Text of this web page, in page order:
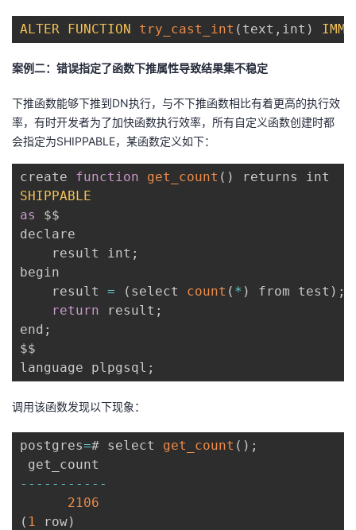
ALTER FUNCTION try_cast_int ( text , int )
案例二：错误指定了函数下推属性导致结果集不稳定
下推函数能够下推到DN执行，与不下推函数相比有着更高的执行效
率，有时开发者为了加快函数执行效率，所有自定义函数创建时都
会指定为SHIPPABLE，某函数定义如下：
create function get_count ( )
SHIPPABLE
as
$$
declare
    result int
;
begin
    result
= ( select count ( * ) from test ) ;
return result ;
end ;
$$
language plpgsql ;
调用该函数发现以下现象：
postgres=# select get_count ( ) ;
-- -- -- -- -- -
2106
( 1 row)